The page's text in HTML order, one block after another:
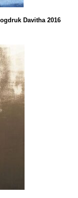
Davitha 2016